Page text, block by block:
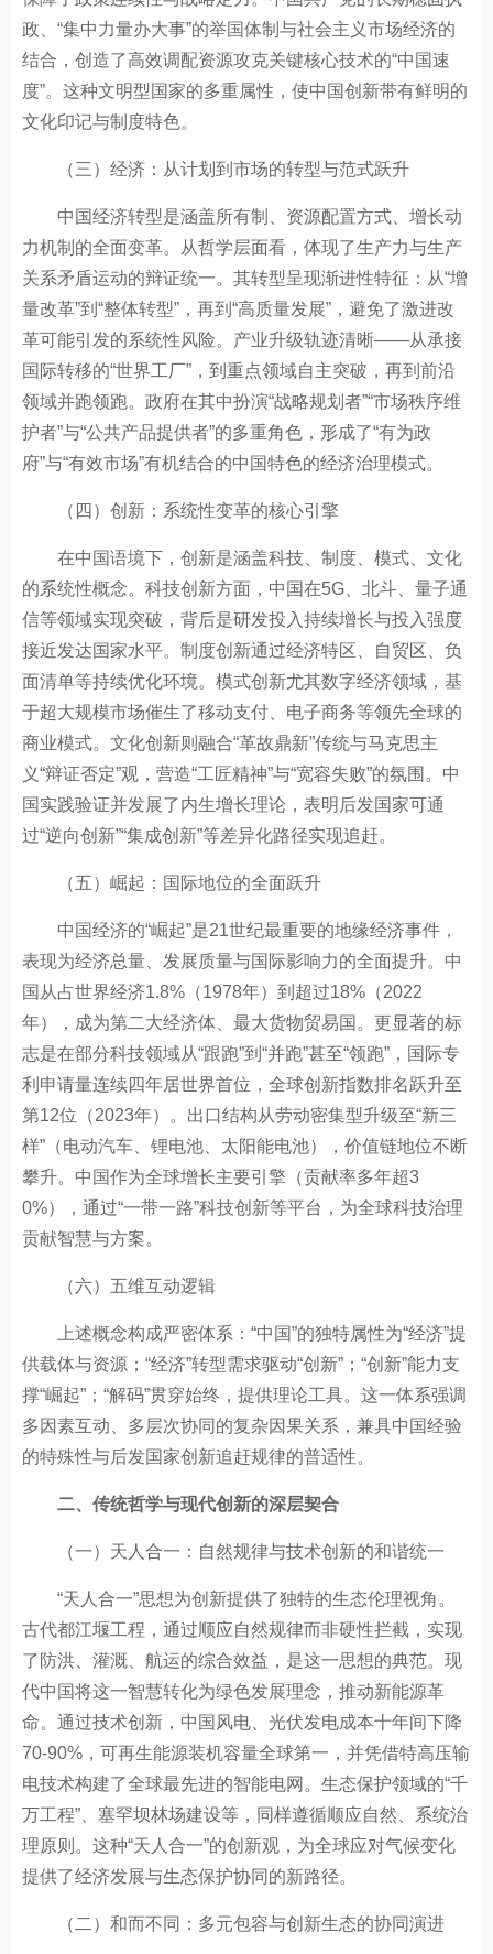
政、“集中力量办大事”的举国体制与社会主义市场经济的
结合，创造了高效调配资源攻克关键核心技术的“中国速
度”。这种文明型国家的多重属性，使中国创新带有鲜明的
文化印记与制度特色。
（三）经济：从计划到市场的转型与范式跃升
中国经济转型是涵盖所有制、资源配置方式、增长动
力机制的全面变革。从哲学层面看，体现了生产力与生产
关系矛盾运动的辩证统一。其转型呈现渐进性特征：从“增
量改革”到“整体转型”，再到“高质量发展”，避免了激进改
革可能引发的系统性风险。产业升级轨迹清晰——从承接
国际转移的“世界工厂”，到重点领域自主突破，再到前沿
领域并跑领跑。政府在其中扮演“战略规划者”“市场秩序维
护者”与“公共产品提供者”的多重角色，形成了“有为政
府”与“有效市场”有机结合的中国特色的经济治理模式。
（四）创新：系统性变革的核心引擎
在中国语境下，创新是涵盖科技、制度、模式、文化
的系统性概念。科技创新方面，中国在5G、北斗、量子通
信等领域实现突破，背后是研发投入持续增长与投入强度
接近发达国家水平。制度创新通过经济特区、自贸区、负
面清单等持续优化环境。模式创新尤其数字经济领域，基
于超大规模市场催生了移动支付、电子商务等领先全球的
商业模式。文化创新则融合“革故鼎新”传统与马克思主
义“辩证否定”观，营造“工匠精神”与“宽容失败”的氛围。中
国实践验证并发展了内生增长理论，表明后发国家可通
过“逆向创新”“集成创新”等差异化路径实现追赶。
（五）崛起：国际地位的全面跃升
中国经济的“崛起”是21世纪最重要的地缘经济事件，
表现为经济总量、发展质量与国际影响力的全面提升。中
国从占世界经济1.8%（1978年）到超过18%（2022
年），成为第二大经济体、最大货物贸易国。更显著的标
志是在部分科技领域从“跟跑”到“并跑”甚至“领跑”，国际专
利申请量连续四年居世界首位，全球创新指数排名跃升至
第12位（2023年）。出口结构从劳动密集型升级至“新三
样”（电动汽车、锂电池、太阳能电池），价值链地位不断
攀升。中国作为全球增长主要引擎（贡献率多年超3
0%），通过“一带一路”科技创新等平台，为全球科技治理
贡献智慧与方案。
（六）五维互动逻辑
上述概念构成严密体系：“中国”的独特属性为“经济”提
供载体与资源；“经济”转型需求驱动“创新”；“创新”能力支
撑“崛起”；“解码”贯穿始终，提供理论工具。这一体系强调
多因素互动、多层次协同的复杂因果关系，兼具中国经验
的特殊性与后发国家创新追赶规律的普适性。
二、传统哲学与现代创新的深层契合
（一）天人合一：自然规律与技术创新的和谐统一
“天人合一”思想为创新提供了独特的生态伦理视角。
古代都江堰工程，通过顺应自然规律而非硬性拦截，实现
了防洪、灌溉、航运的综合效益，是这一思想的典范。现
代中国将这一智慧转化为绿色发展理念，推动新能源革
命。通过技术创新，中国风电、光伏发电成本十年间下降
70-90%，可再生能源装机容量全球第一，并凭借特高压输
电技术构建了全球最先进的智能电网。生态保护领域的“千
万工程”、塞罕坝林场建设等，同样遵循顺应自然、系统治
理原则。这种“天人合一”的创新观，为全球应对气候变化
提供了经济发展与生态保护协同的新路径。
（二）和而不同：多元包容与创新生态的协同演进